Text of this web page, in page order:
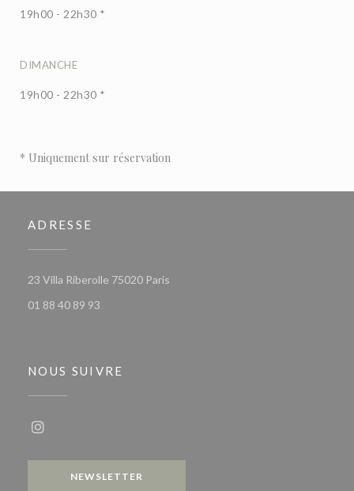
19h00 - 22h30 *
DIMANCHE
19h00 - 22h30 *
* Uniquement sur réservation
ADRESSE
23 Villa Riberolle 75020 Paris
01 88 40 89 93
NOUS SUIVRE
NEWSLETTER